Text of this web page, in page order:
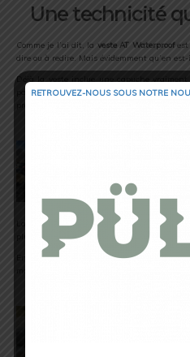
Une technicité
Comme je l’ai dit, la vesteAT Waterproofest
dire ou à redire. Mais évidemment qu’en
Déjà la veste inclue une capuche
parfaitement son rôle quand il pleut.
La fermeture éclair est complète et permet
plus haut les manches très longues sont
En plus le confort est là sans savoir de
RETROUVEZ-NOUS SOUS NOTRE